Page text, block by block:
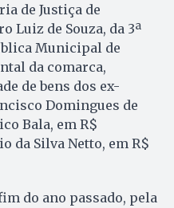
de Justiça de
Luiz de Souza, da 3ª
Municipal de
da comarca,
de bens dos ex-
Domingues de
Bala, em R$
da Silva Netto, em R$
do ano passado, pela